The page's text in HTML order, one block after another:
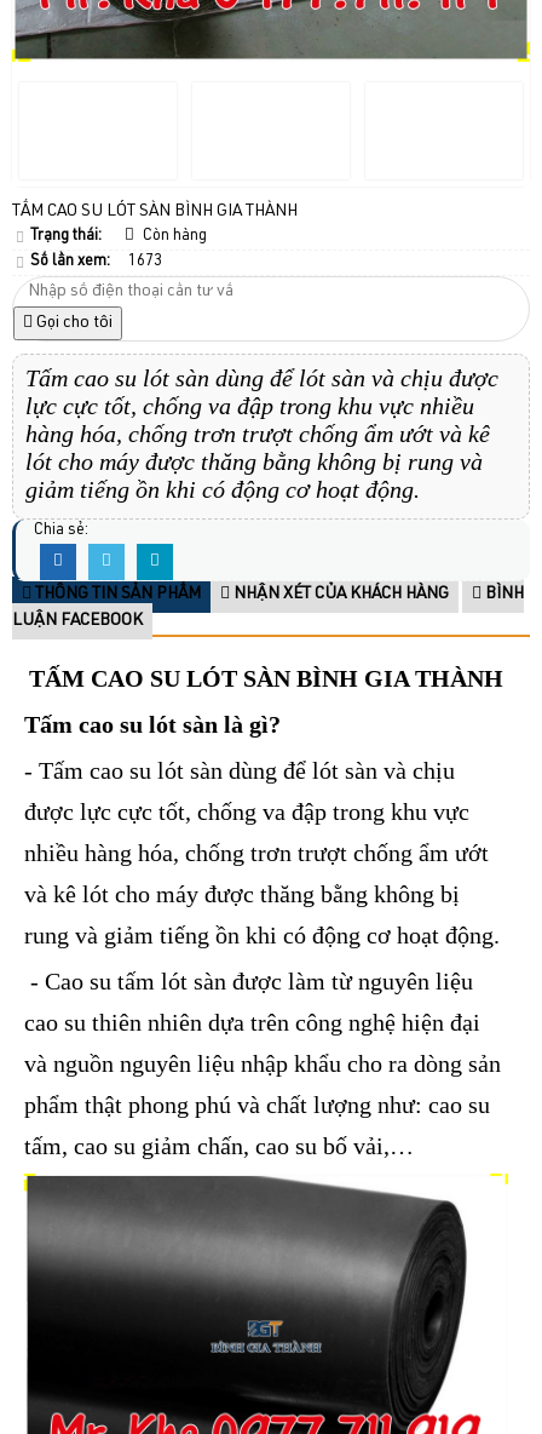
TẤM CAO SU LÓT SÀN BÌNH GIA THÀNH
Trạng thái:
Còn hàng
Số lần xem:
1673
Gọi cho tôi
Tấm cao su lót sàn dùng để lót sàn và chịu được
lực cực tốt, chống va đập trong khu vực nhiều
hàng hóa, chống trơn trượt chống ẩm ướt và kê
lót cho máy được thăng bằng không bị rung và
giảm tiếng ồn khi có động cơ hoạt động.
Chia sẻ:
THÔNG TIN SẢN PHẨM NHẬN XÉT CỦA KHÁCH HÀNG
BÌNH
LUẬN FACEBOOK
TẤM CAO SU LÓT SÀN BÌNH GIA THÀNH
Tấm cao su lót sàn là gì?
- Tấm cao su lót sàn dùng để lót sàn và chịu
được lực cực tốt, chống va đập trong khu vực
nhiều hàng hóa, chống trơn trượt chống ẩm ướt
và kê lót cho máy được thăng bằng không bị
rung và giảm tiếng ồn khi có động cơ hoạt động.
- Cao su tấm lót sàn được làm từ nguyên liệu
cao su thiên nhiên dựa trên công nghệ hiện đại
và nguồn nguyên liệu nhập khẩu cho ra dòng sản
phẩm thật phong phú và chất lượng như: cao su
tấm, cao su giảm chấn, cao su bố vải,…